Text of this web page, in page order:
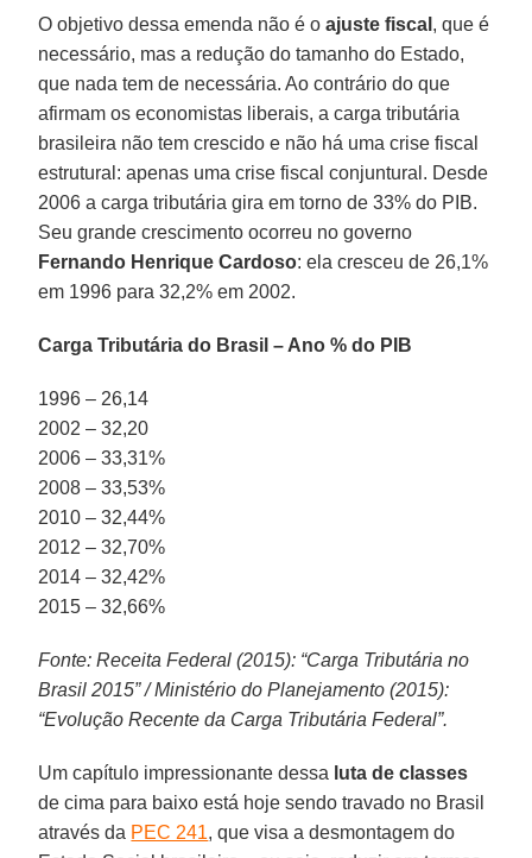
O objetivo dessa emenda não é oajuste fiscal , que é
necessário, mas a redução do tamanho do Estado,
que nada tem de necessária. Ao contrário do que
afirmam os economistas liberais, a carga tributária
brasileira não tem crescido e não há uma crise fiscal
estrutural: apenas uma crise fiscal conjuntural. Desde
2006 a carga tributária gira em torno de 33% do PIB.
Seu grande crescimento ocorreu no governo
Fernando Henrique Cardoso: ela cresceu de 26,1%
em 1996 para 32,2% em 2002.
Carga Tributária do Brasil – Ano % do PIB
1996 – 26,14
2002 – 32,20
2006 – 33,31%
2008 – 33,53%
2010 – 32,44%
2012 – 32,70%
2014 – 32,42%
2015 – 32,66%
Fonte: Receita Federal (2015): “Carga Tributária no
Brasil 2015” / Ministério do Planejamento (2015):
“Evolução Recente da Carga Tributária Federal”.
Um capítulo impressionante dessa luta de classes
de cima para baixo está hoje sendo travado no Brasil
através da PEC 241, que visa a desmontagem do